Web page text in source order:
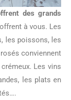
des grands
à vous. Les
les poissons, les
conviennent
Les vins
les plats en